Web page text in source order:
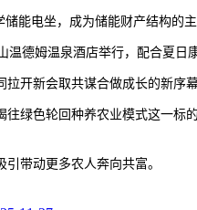
电坐，成为储能财产结构的
德姆温泉酒店举行，配合夏日康
开新会取共谋合做成长的新序幕
色轮回种养农业模式这一标
带动更多农人奔向共富。